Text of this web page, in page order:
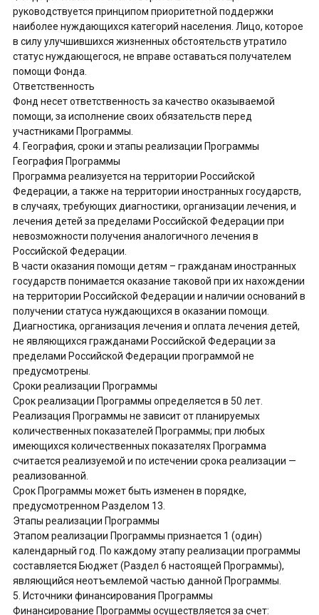
руководствуется принципом приоритетной поддержки
наиболее нуждающихся категорий населения. Лицо, которое
в силу улучшившихся жизненных обстоятельств утратило
статус нуждающегося, не вправе оставаться получателем
помощи Фонда.
Ответственность
Фонд несет ответственность за качество оказываемой
помощи, за исполнение своих обязательств перед
участниками Программы.
4. География, сроки и этапы реализации Программы
География Программы
Программа реализуется на территории Российской
Федерации, а также на территории иностранных государств,
в случаях, требующих диагностики, организации лечения, и
лечения детей за пределами Российской Федерации при
невозможности получения аналогичного лечения в
Российской Федерации.
В части оказания помощи детям – гражданам иностранных
государств понимается оказание таковой при их нахождении
на территории Российской Федерации и наличии оснований в
получении статуса нуждающихся в оказании помощи.
Диагностика, организация лечения и оплата лечения детей,
не являющихся гражданами Российской Федерации за
пределами Российской Федерации программой не
предусмотрены.
Сроки реализации Программы
Срок реализации Программы определяется в 50 лет.
Реализация Программы не зависит от планируемых
количественных показателей Программы; при любых
имеющихся количественных показателях Программа
считается реализуемой и по истечении срока реализации —
реализованной.
Срок Программы может быть изменен в порядке,
предусмотренном Разделом 13.
Этапы реализации Программы
Этапом реализации Программы признается 1 (один)
календарный год. По каждому этапу реализации программы
составляется Бюджет (Раздел 6 настоящей Программы),
являющийся неотъемлемой частью данной Программы.
5. Источники финансирования Программы
Финансирование Программы осуществляется за счет: